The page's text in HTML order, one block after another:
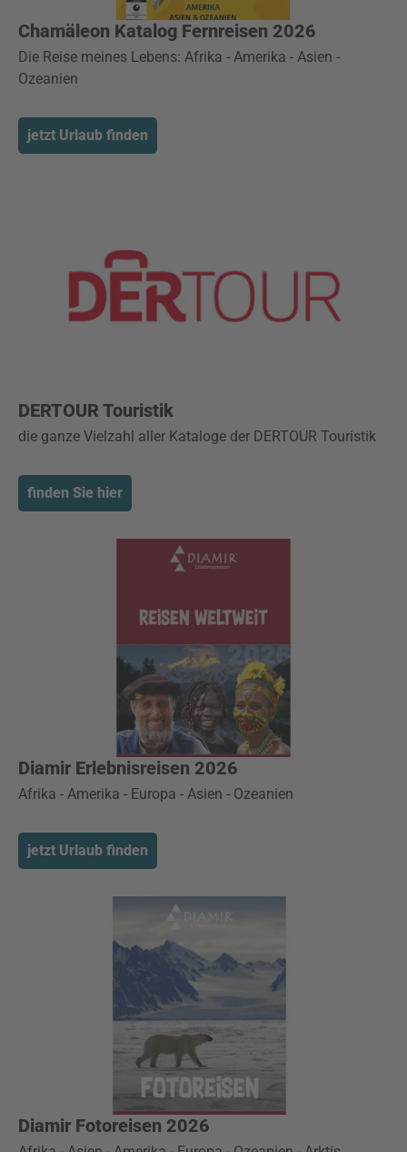
Chamäleon Katalog Fernreisen 2026
Die Reise meines Lebens: Afrika - Amerika - Asien -
Ozeanien
jetzt Urlaub finden
DERTOUR Touristik
die ganze Vielzahl aller Kataloge der DERTOUR Touristik
finden Sie hier
Diamir Erlebnisreisen 2026
Afrika - Amerika - Europa - Asien - Ozeanien
jetzt Urlaub finden
Diamir Fotoreisen 2026